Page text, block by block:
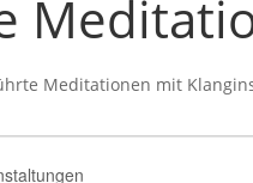
Meditationen mit